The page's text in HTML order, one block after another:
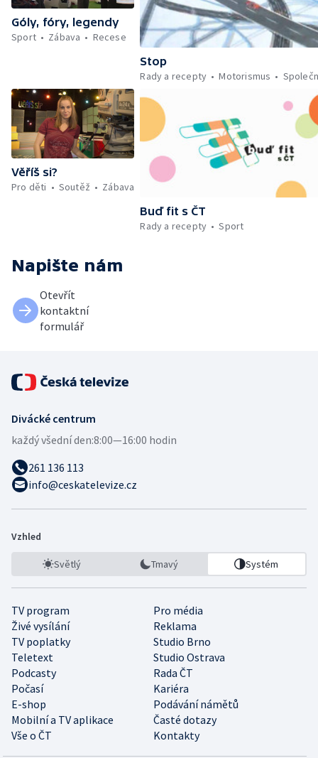
Góly, fóry, legendy
Sport
Zábava
Recese
Stop
Rady a recepty
Motorismus
Věříš si?
Pro děti
Soutěž
Zábava
Buď fit s ČT
Rady a recepty
Sport
Napište nám
Otevřít
kontaktní
formulář
Divácké centrum
každý všední den:8:00—16:00 hodin
261 136 113
info@ceskatelevize.cz
Vzhled
Světlý Tmavý Systém
TV program
Pro média
Živé vysílání
Reklama
TV poplatky
Studio Brno
Teletext
Studio Ostrava
Podcasty
Rada ČT
Počasí
Kariéra
E-shop
Podávání námětů
Mobilní a TV aplikace
Časté dotazy
Vše o ČT
Kontakty